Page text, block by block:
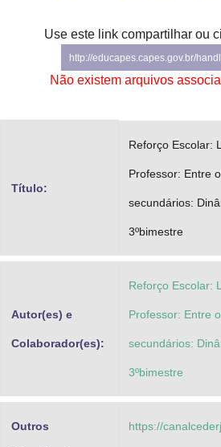
Gabinete de Segurança Institucional
Advocacia-Geral da União
Use este link compartilhar ou
http://educapes.capes.gov.br/
Não existem arquivos
Título:
Reforço Escolar:
Professor: Entre
secundários:
3ºbimestre
Autor(es) e
Colaborador(es):
Reforço Escolar:
Professor: Entre
secundários:
3ºbimestre
Outros https://